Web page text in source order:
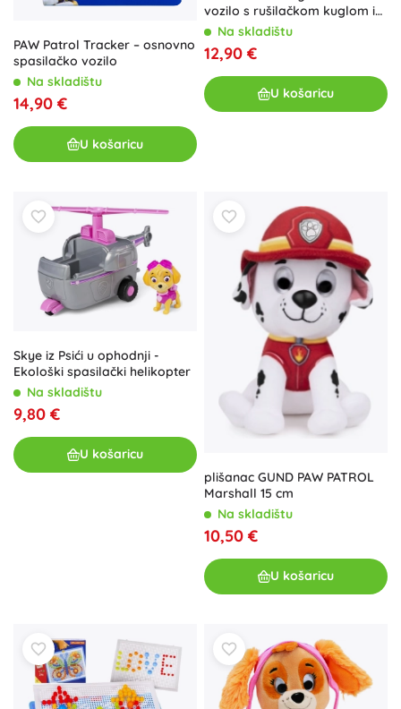
PAW Patrol Tracker – osnovno
spasilačko vozilo
Na skladištu
14,90 €
U košaricu
vozilo s rušilačkom kuglom i
valjkom – figurica Motor
Na skladištu
12,90 €
U košaricu
Skye iz Psići u ophodnji -
Ekološki spasilački helikopter
Na skladištu
9,80 €
U košaricu
plišanac GUND PAW PATROL
Marshall 15 cm
Na skladištu
10,50 €
U košaricu